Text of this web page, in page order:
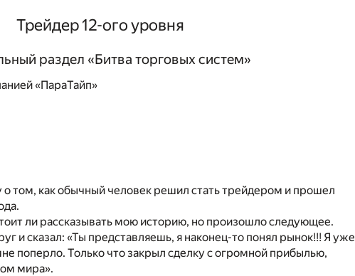
Трейдер 12-ого уровня
раздел «Битва торговых систем»
«ПараТайп»
о том, как обычный человек решил стать трейдером и прошел
ли рассказывать мою историю, но произошло следующее.
и сказал: «Ты представляешь, я наконец-то понял рынок!!! Я уже
поперло. Только что закрыл сделку с огромной прибылью,
мира».